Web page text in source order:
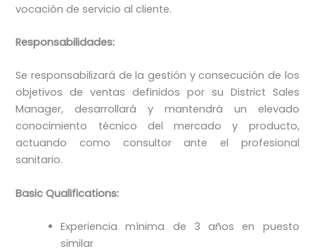
vocación de servicio al cliente.
Responsabilidades:
Se responsabilizará de la gestión y consecución de los
objetivos de ventas definidos por su District Sales
Manager, desarrollará y mantendrá un elevado
conocimiento técnico del mercado y producto,
actuando como consultor ante el profesional
sanitario.
Basic Qualifications:
Experiencia mínima de 3 años en puesto
similar